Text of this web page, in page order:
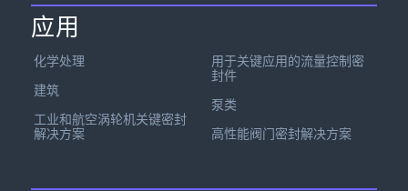
应用
化学处理
建筑
工业和航空涡轮机关键密封
解决方案
用于关键应用的流量控制密
封件
泵类
高性能阀门密封解决方案